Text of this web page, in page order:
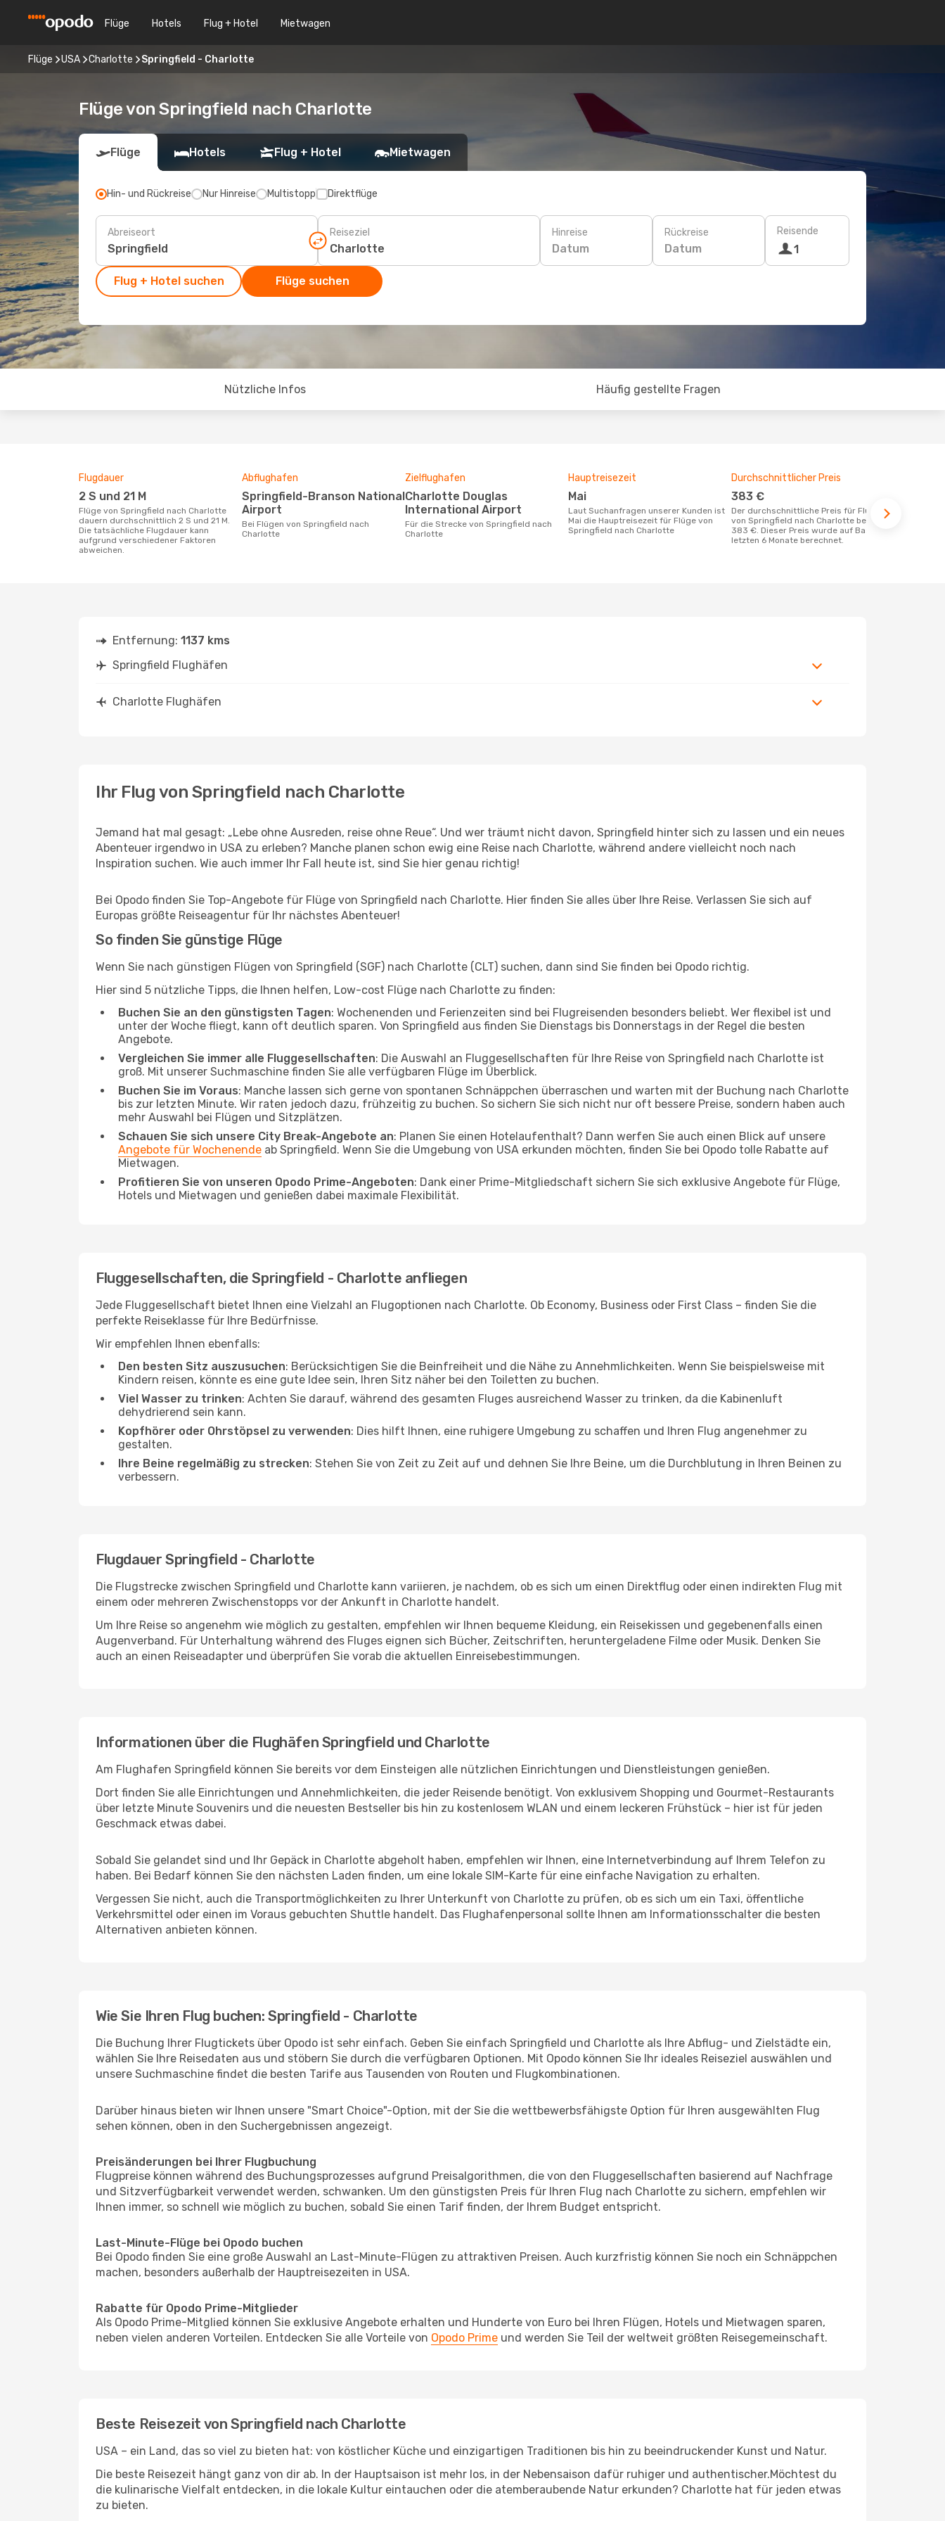
Flüge Hotels Flug + Hotel Mietwagen
Flüge USA Charlotte Springfield - Charlotte
Flüge von Springfield nach Charlotte
Flüge Hotels Flug + Hotel Mietwagen
Hin- und Rückreise Nur Hinreise Multistopp Direktflüge
Abreiseort Reiseziel Hinreise
Datum
Rückreise
Datum
Reisende
1
Flug + Hotel suchen Flüge suchen
Nützliche Infos Häufig gestellte Fragen
Flugdauer
2 S und 21 M
Flüge von Springfield nach Charlotte
dauern durchschnittlich 2 S und 21 M.
Die tatsächliche Flugdauer kann
aufgrund verschiedener Faktoren
abweichen.
Abflughafen
Springfield-Branson National
Airport
Bei Flügen von Springfield nach
Charlotte
Zielflughafen
Charlotte Douglas
International Airport
Für die Strecke von Springfield nach
Charlotte
Hauptreisezeit
Mai
Laut Suchanfragen unserer Kunden ist
Mai die Hauptreisezeit für Flüge von
Springfield nach Charlotte
Durchschnittlicher Preis
383 €
Der durchschnittliche Preis für Flüge
von Springfield nach Charlotte beträgt
383 €. Dieser Preis wurde auf Basis der
letzten 6 Monate berechnet.
Entfernung: 1137 kms
Springfield Flughäfen
Charlotte Flughäfen
Ihr Flug von Springfield nach Charlotte
Jemand hat mal gesagt: „Lebe ohne Ausreden, reise ohne Reue“. Und wer träumt nicht davon, Springfield hinter sich zu lassen und ein neues
Abenteuer irgendwo in USA zu erleben? Manche planen schon ewig eine Reise nach Charlotte, während andere vielleicht noch nach
Inspiration suchen. Wie auch immer Ihr Fall heute ist, sind Sie hier genau richtig!
Bei Opodo finden Sie Top-Angebote für Flüge von Springfield nach Charlotte. Hier finden Sie alles über Ihre Reise. Verlassen Sie sich auf
Europas größte Reiseagentur für Ihr nächstes Abenteuer!
So finden Sie günstige Flüge
Wenn Sie nach günstigen Flügen von Springfield (SGF) nach Charlotte (CLT) suchen, dann sind Sie finden bei Opodo richtig.
Hier sind 5 nützliche Tipps, die Ihnen helfen, Low-cost Flüge nach Charlotte zu finden:
Buchen Sie an den günstigsten Tagen: Wochenenden und Ferienzeiten sind bei Flugreisenden besonders beliebt. Wer flexibel ist und
unter der Woche fliegt, kann oft deutlich sparen. Von Springfield aus finden Sie Dienstags bis Donnerstags in der Regel die besten
Angebote.
Vergleichen Sie immer alle Fluggesellschaften: Die Auswahl an Fluggesellschaften für Ihre Reise von Springfield nach Charlotte ist
groß. Mit unserer Suchmaschine finden Sie alle verfügbaren Flüge im Überblick.
Buchen Sie im Voraus: Manche lassen sich gerne von spontanen Schnäppchen überraschen und warten mit der Buchung nach Charlotte
bis zur letzten Minute. Wir raten jedoch dazu, frühzeitig zu buchen. So sichern Sie sich nicht nur oft bessere Preise, sondern haben auch
mehr Auswahl bei Flügen und Sitzplätzen.
Schauen Sie sich unsere City Break-Angebote an: Planen Sie einen Hotelaufenthalt? Dann werfen Sie auch einen Blick auf unsere
Angebote für Wochenende ab Springfield. Wenn Sie die Umgebung von USA erkunden möchten, finden Sie bei Opodo tolle Rabatte auf
Mietwagen.
Profitieren Sie von unseren Opodo Prime-Angeboten: Dank einer Prime-Mitgliedschaft sichern Sie sich exklusive Angebote für Flüge,
Hotels und Mietwagen und genießen dabei maximale Flexibilität.
Fluggesellschaften, die Springfield - Charlotte anfliegen
Jede Fluggesellschaft bietet Ihnen eine Vielzahl an Flugoptionen nach Charlotte. Ob Economy, Business oder First Class – finden Sie die
perfekte Reiseklasse für Ihre Bedürfnisse.
Wir empfehlen Ihnen ebenfalls:
Den besten Sitz auszusuchen: Berücksichtigen Sie die Beinfreiheit und die Nähe zu Annehmlichkeiten. Wenn Sie beispielsweise mit
Kindern reisen, könnte es eine gute Idee sein, Ihren Sitz näher bei den Toiletten zu buchen.
Viel Wasser zu trinken: Achten Sie darauf, während des gesamten Fluges ausreichend Wasser zu trinken, da die Kabinenluft
dehydrierend sein kann.
Kopfhörer oder Ohrstöpsel zu verwenden: Dies hilft Ihnen, eine ruhigere Umgebung zu schaffen und Ihren Flug angenehmer zu
gestalten.
Ihre Beine regelmäßig zu strecken: Stehen Sie von Zeit zu Zeit auf und dehnen Sie Ihre Beine, um die Durchblutung in Ihren Beinen zu
verbessern.
Flugdauer Springfield - Charlotte
Die Flugstrecke zwischen Springfield und Charlotte kann variieren, je nachdem, ob es sich um einen Direktflug oder einen indirekten Flug mit
einem oder mehreren Zwischenstopps vor der Ankunft in Charlotte handelt.
Um Ihre Reise so angenehm wie möglich zu gestalten, empfehlen wir Ihnen bequeme Kleidung, ein Reisekissen und gegebenenfalls einen
Augenverband. Für Unterhaltung während des Fluges eignen sich Bücher, Zeitschriften, heruntergeladene Filme oder Musik. Denken Sie
auch an einen Reiseadapter und überprüfen Sie vorab die aktuellen Einreisebestimmungen.
Informationen über die Flughäfen Springfield und Charlotte
Am Flughafen Springfield können Sie bereits vor dem Einsteigen alle nützlichen Einrichtungen und Dienstleistungen genießen.
Dort finden Sie alle Einrichtungen und Annehmlichkeiten, die jeder Reisende benötigt. Von exklusivem Shopping und Gourmet-Restaurants
über letzte Minute Souvenirs und die neuesten Bestseller bis hin zu kostenlosem WLAN und einem leckeren Frühstück – hier ist für jeden
Geschmack etwas dabei.
Sobald Sie gelandet sind und Ihr Gepäck in Charlotte abgeholt haben, empfehlen wir Ihnen, eine Internetverbindung auf Ihrem Telefon zu
haben. Bei Bedarf können Sie den nächsten Laden finden, um eine lokale SIM-Karte für eine einfache Navigation zu erhalten.
Vergessen Sie nicht, auch die Transportmöglichkeiten zu Ihrer Unterkunft von Charlotte zu prüfen, ob es sich um ein Taxi, öffentliche
Verkehrsmittel oder einen im Voraus gebuchten Shuttle handelt. Das Flughafenpersonal sollte Ihnen am Informationsschalter die besten
Alternativen anbieten können.
Wie Sie Ihren Flug buchen: Springfield - Charlotte
Die Buchung Ihrer Flugtickets über Opodo ist sehr einfach. Geben Sie einfach Springfield und Charlotte als Ihre Abflug- und Zielstädte ein,
wählen Sie Ihre Reisedaten aus und stöbern Sie durch die verfügbaren Optionen. Mit Opodo können Sie Ihr ideales Reiseziel auswählen und
unsere Suchmaschine findet die besten Tarife aus Tausenden von Routen und Flugkombinationen.
Darüber hinaus bieten wir Ihnen unsere "Smart Choice"-Option, mit der Sie die wettbewerbsfähigste Option für Ihren ausgewählten Flug
sehen können, oben in den Suchergebnissen angezeigt.
Preisänderungen bei Ihrer Flugbuchung
Flugpreise können während des Buchungsprozesses aufgrund Preisalgorithmen, die von den Fluggesellschaften basierend auf Nachfrage
und Sitzverfügbarkeit verwendet werden, schwanken. Um den günstigsten Preis für Ihren Flug nach Charlotte zu sichern, empfehlen wir
Ihnen immer, so schnell wie möglich zu buchen, sobald Sie einen Tarif finden, der Ihrem Budget entspricht.
Last-Minute-Flüge bei Opodo buchen
Bei Opodo finden Sie eine große Auswahl an Last-Minute-Flügen zu attraktiven Preisen. Auch kurzfristig können Sie noch ein Schnäppchen
machen, besonders außerhalb der Hauptreisezeiten in USA.
Rabatte für Opodo Prime-Mitglieder
Als Opodo Prime-Mitglied können Sie exklusive Angebote erhalten und Hunderte von Euro bei Ihren Flügen, Hotels und Mietwagen sparen,
neben vielen anderen Vorteilen. Entdecken Sie alle Vorteile von Opodo Prime und werden Sie Teil der weltweit größten Reisegemeinschaft.
Beste Reisezeit von Springfield nach Charlotte
USA – ein Land, das so viel zu bieten hat: von köstlicher Küche und einzigartigen Traditionen bis hin zu beeindruckender Kunst und Natur.
Die beste Reisezeit hängt ganz von dir ab. In der Hauptsaison ist mehr los, in der Nebensaison dafür ruhiger und authentischer.Möchtest du
die kulinarische Vielfalt entdecken, in die lokale Kultur eintauchen oder die atemberaubende Natur erkunden? Charlotte hat für jeden etwas
zu bieten.